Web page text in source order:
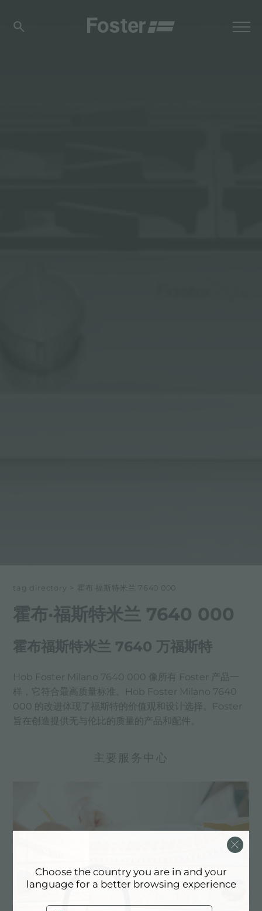
tag directory > 霍布·福斯特米兰 7640 000
霍布·福斯特米兰 7640 000
霍布福斯特米兰 7640 万福斯特
Hob Foster Milano 7640 000 像所有 Foster 产品一
样，它符合最高质量标准。Hob Foster Milano 7640
000 的改进体现了福斯特的价值观和设计选择。Foster
旨在创造提供无与伦比的质量的产品和配件。
主要服务中心
Choose the country you are in and your
language for a better browsing experience